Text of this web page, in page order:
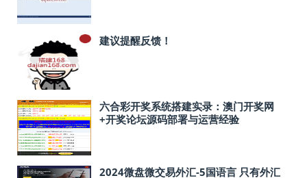
建议提醒反馈！
六合彩开奖系统搭建实录：澳门开奖网
+开奖论坛源码部署与运营经验
2024微盘微交易外汇-5国语言 只有外汇